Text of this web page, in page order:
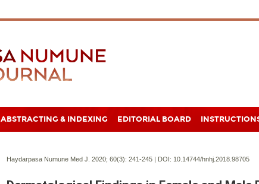
ABSTRACTING & INDEXING EDITORIAL BOARD
Haydarpasa Numune Med J. 2020; 60(3): 241-245 | DOI: 10.14744/hnhj.2018.98705